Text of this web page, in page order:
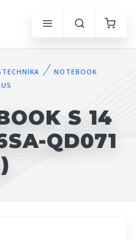
NOTEBOOK
S 14
QD071